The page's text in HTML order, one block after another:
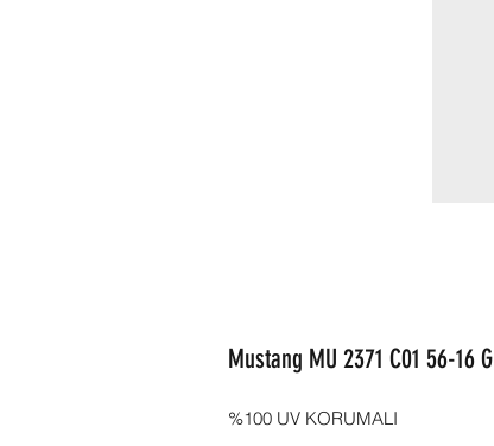
Mustang MU 2371 C01 56-16 G
%100 UV KORUMALI